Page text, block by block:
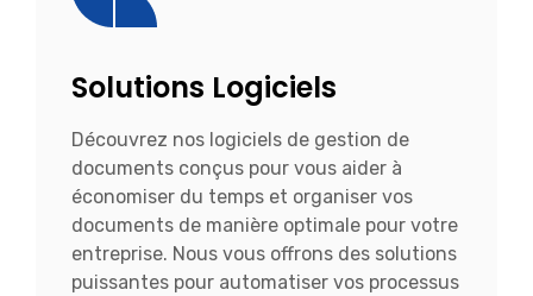
Solutions Logiciels
Découvrez nos logiciels de gestion de
documents conçus pour vous aider à
économiser du temps et organiser vos
documents de manière optimale pour votre
entreprise. Nous vous offrons des solutions
puissantes pour automatiser vos processus